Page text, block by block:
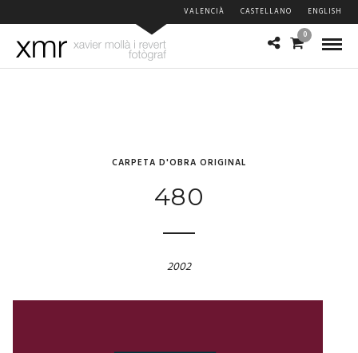
VALENCIÀ CASTELLANO ENGLISH
0
CARPETA D'OBRA ORIGINAL
480
2002